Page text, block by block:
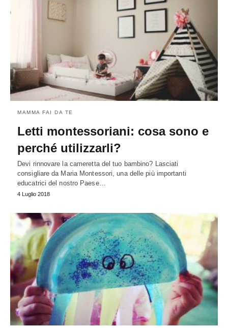
MAMMA FAI DA TE
Letti montessoriani: cosa sono e
perché utilizzarli?
Devi rinnovare la cameretta del tuo bambino? Lasciati
consigliare da Maria Montessori, una delle più importanti
educatrici del nostro Paese…
4 Luglio 2018